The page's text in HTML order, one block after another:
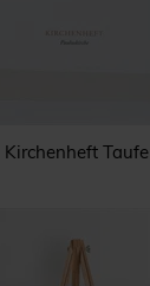
Kirchenheft Taufe